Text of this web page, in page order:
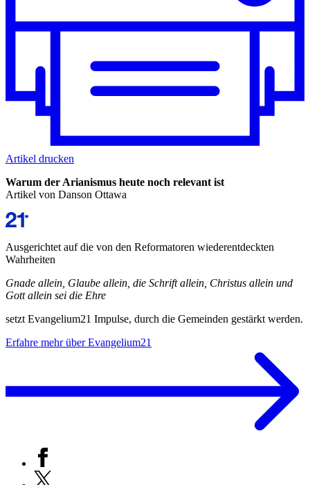
Artikel drucken
Warum der Arianismus heute noch relevant ist
Artikel von Danson Ottawa
Ausgerichtet auf die von den Reformatoren wiederentdeckten
Wahrheiten
Gnade allein, Glaube allein, die Schrift allein, Christus allein und
Gott allein sei die Ehre
setzt Evangelium21 Impulse, durch die Gemeinden gestärkt werden.
Erfahre mehr über Evangelium21